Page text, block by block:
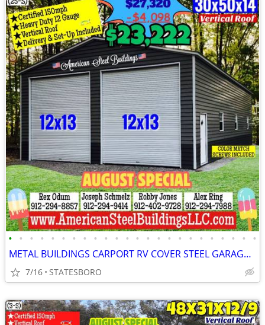
• • • • • • • • • • • • • • • • • • • • • • • •
METAL BUILDINGS CARPORT RV COVER STEEL GARAGE POLE BARN METAL BUILDING
7/16 STATESBORO